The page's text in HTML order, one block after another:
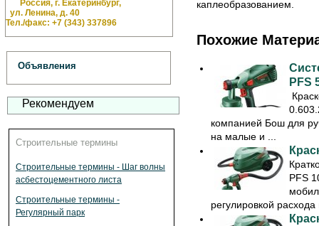
Россия, г. Екатеринбург,
ул. Ленина, д. 40
Тел./факс: +7 (343) 337896
Объявления
Рекомендуем
Строительные термины
Строительные термины - Шаг волны
асбестоцементного листа
Строительные термины -
Регулярный парк
каплеобразованием.
Похожие
PFS
компанией Бош для
на малые и ...
PFS
регулировкой